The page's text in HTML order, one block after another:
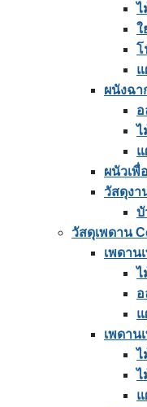
ไ
ใ
โ
แ
ผนังฉา
ไ
แ
ผนัวเพื่
วัสดุงา
บั
วัสดุเพดาน
เพดาน
ไ
เพดาน
ไ
ไ